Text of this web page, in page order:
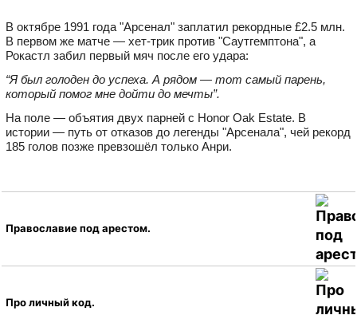
В октябре 1991 года "Арсенал" заплатил рекордные £2.5 млн.
В первом же матче — хет-трик против "Саутгемптона", а
Рокастл забил первый мяч после его удара:
“Я был голоден до успеха. А рядом — тот самый парень,
который помог мне дойти до мечты”.
На поле — объятия двух парней с Honor Oak Estate. В
истории — путь от отказов до легенды "Арсенала", чей рекорд
185 голов позже превзошёл только Анри.
Православие под арестом.
Про личный код.